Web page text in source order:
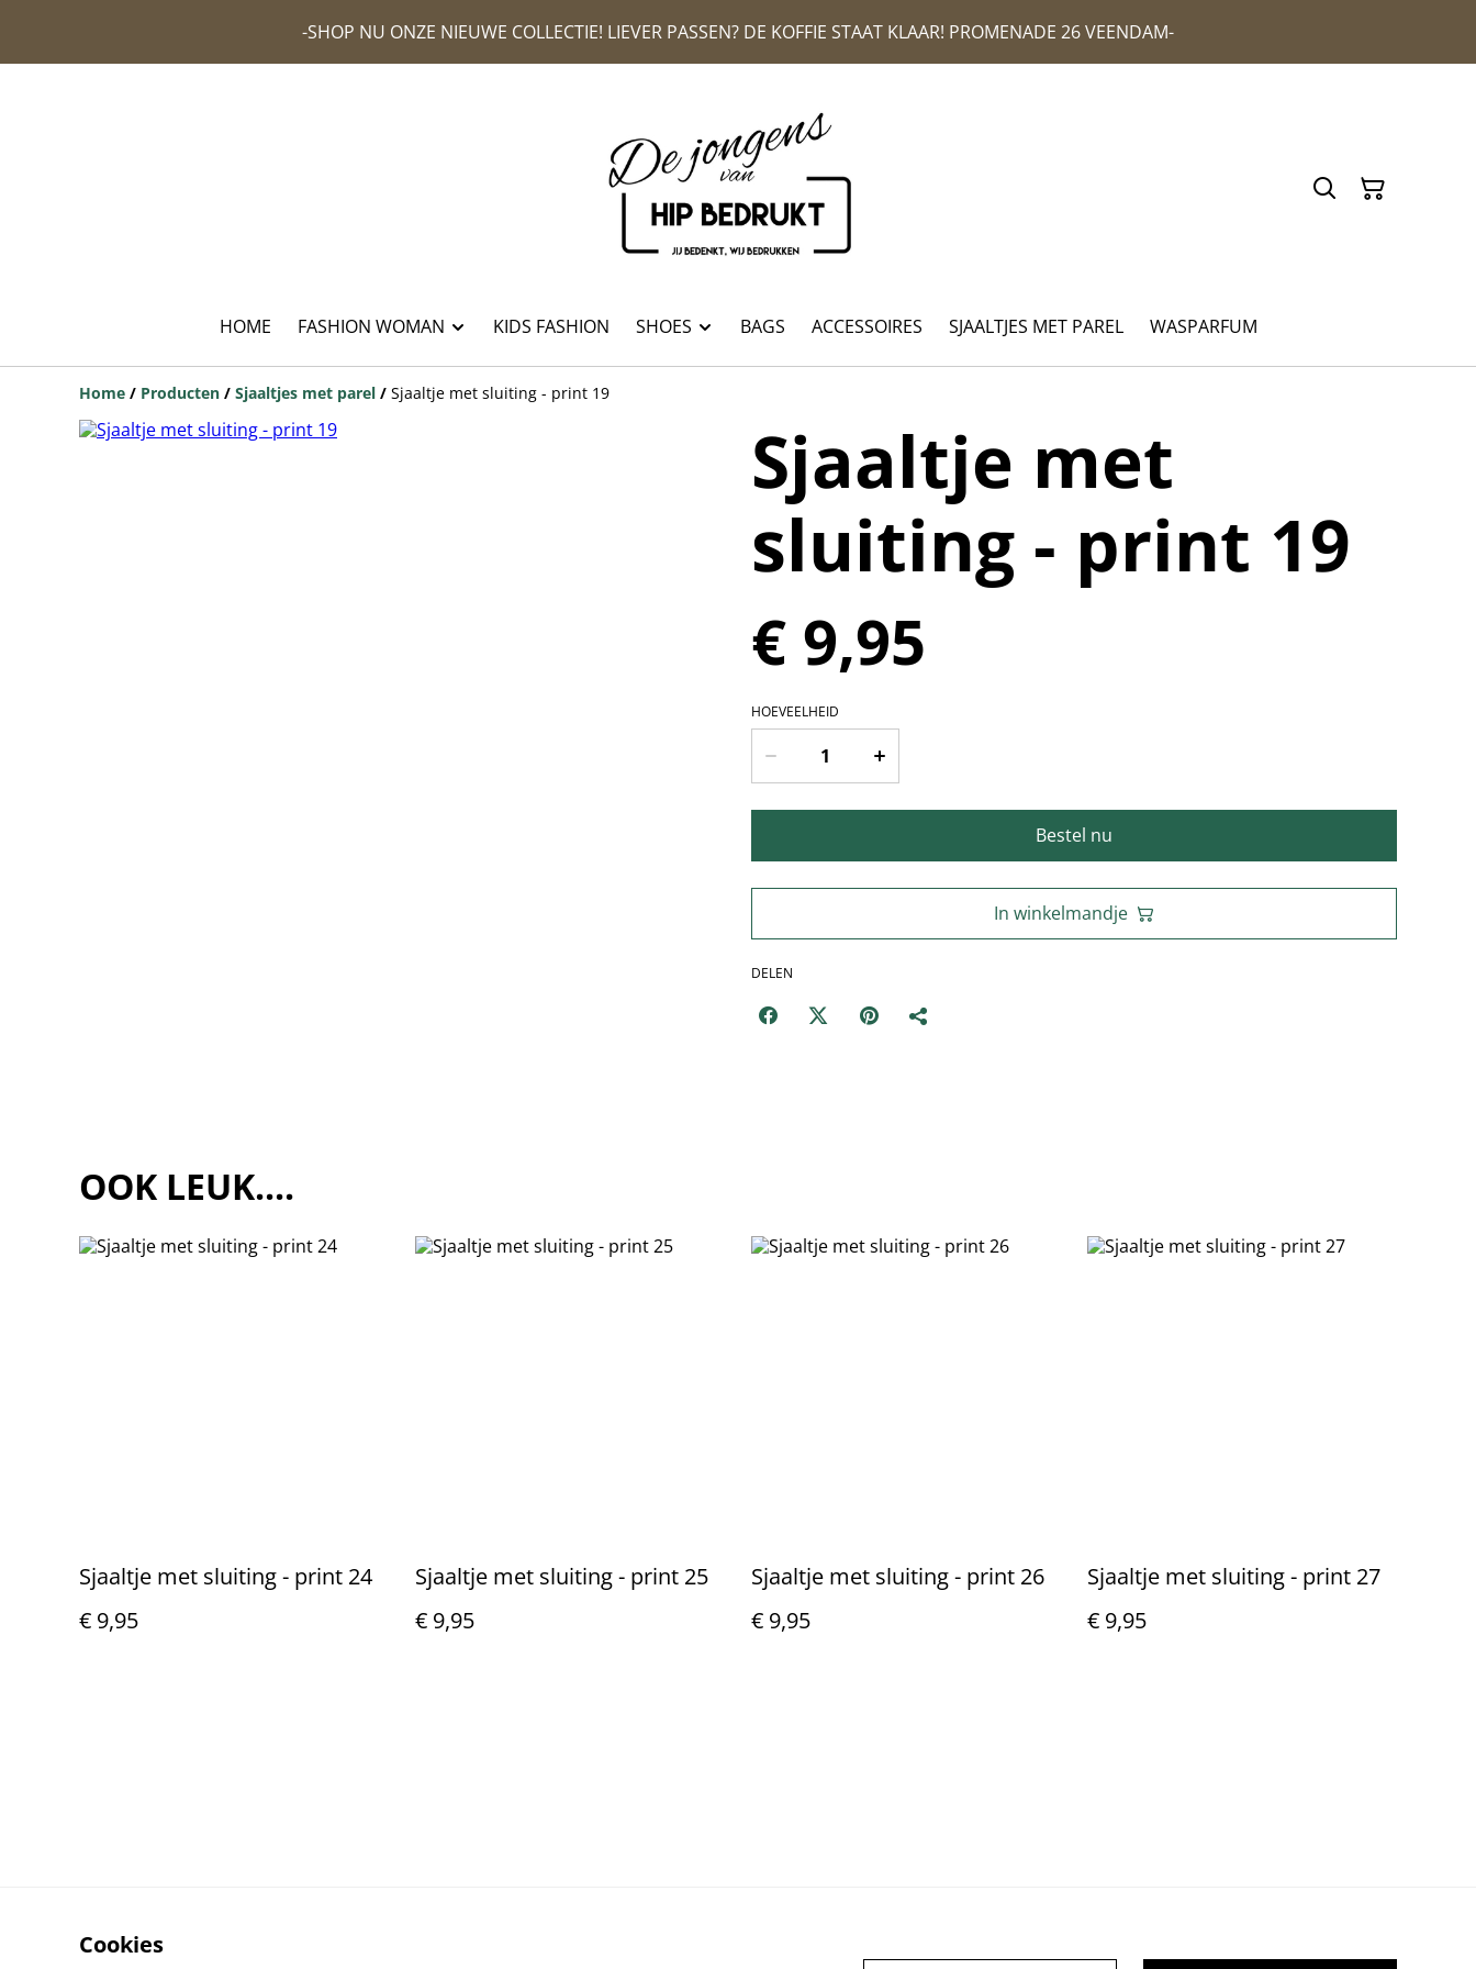
-SHOP NU ONZE NIEUWE COLLECTIE! LIEVER PASSEN? DE KOFFIE STAAT KLAAR! PROMENADE 26 VEENDAM-
HOME FASHION WOMAN KIDS FASHION SHOES BAGS ACCESSOIRES SJAALTJES MET PAREL WASPARFUM
Home / Producten / Sjaaltjes met parel / Sjaaltje met sluiting - print 19
Sjaaltje met
sluiting - print 19
€ 9,95
HOEVEELHEID
Bestel nu
In winkelmandje
DELEN
OOK LEUK....
Sjaaltje met sluiting - print 24
€ 9,95
Sjaaltje met sluiting - print 25
€ 9,95
Sjaaltje met sluiting - print 26
€ 9,95
Sjaaltje met sluiting - print 27
€ 9,95
Cookies